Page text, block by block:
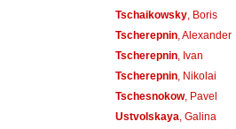
Tschaikowsky, Boris
Tscherepnin, Alexander
Tscherepnin, Ivan
Tscherepnin, Nikolai
Tschesnokow, Pavel
Ustvolskaya , Galina